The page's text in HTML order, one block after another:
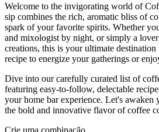
Welcome to the invigorating world of
sip combines the rich, aromatic bliss of
spark of your favorite spirits. Whether
and mixologist by night, or simply a
creations, this is your ultimate
recipe to energize your gatherings or
Dive into our carefully curated list of
featuring easy-to-follow, delectable
your home bar experience. Let's
the bold and innovative flavor of coffee
Crie uma combinação